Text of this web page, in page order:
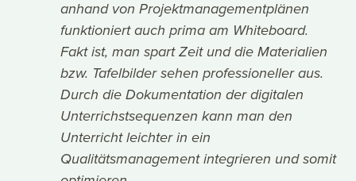
anhand von Projektmanagementplänen
funktioniert auch prima am Whiteboard.
Fakt ist, man spart Zeit und die Materialien
bzw. Tafelbilder sehen professioneller aus.
Durch die Dokumentation der digitalen
Unterrichstsequenzen kann man den
Unterricht leichter in ein
Qualitätsmanagement integrieren und somit